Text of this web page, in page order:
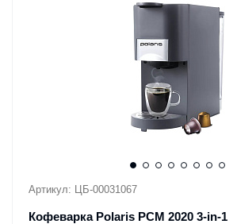
Артикул: ЦБ-00031067
Кофеварка Polaris PCM 2020 3-in-1